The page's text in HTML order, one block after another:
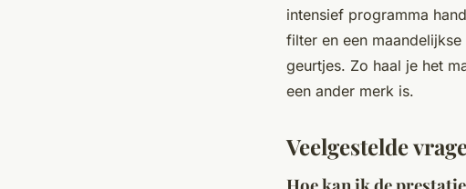
intensief programma
filter en een
geurtjes. Zo haal je het
een ander merk is.
Veelgestelde